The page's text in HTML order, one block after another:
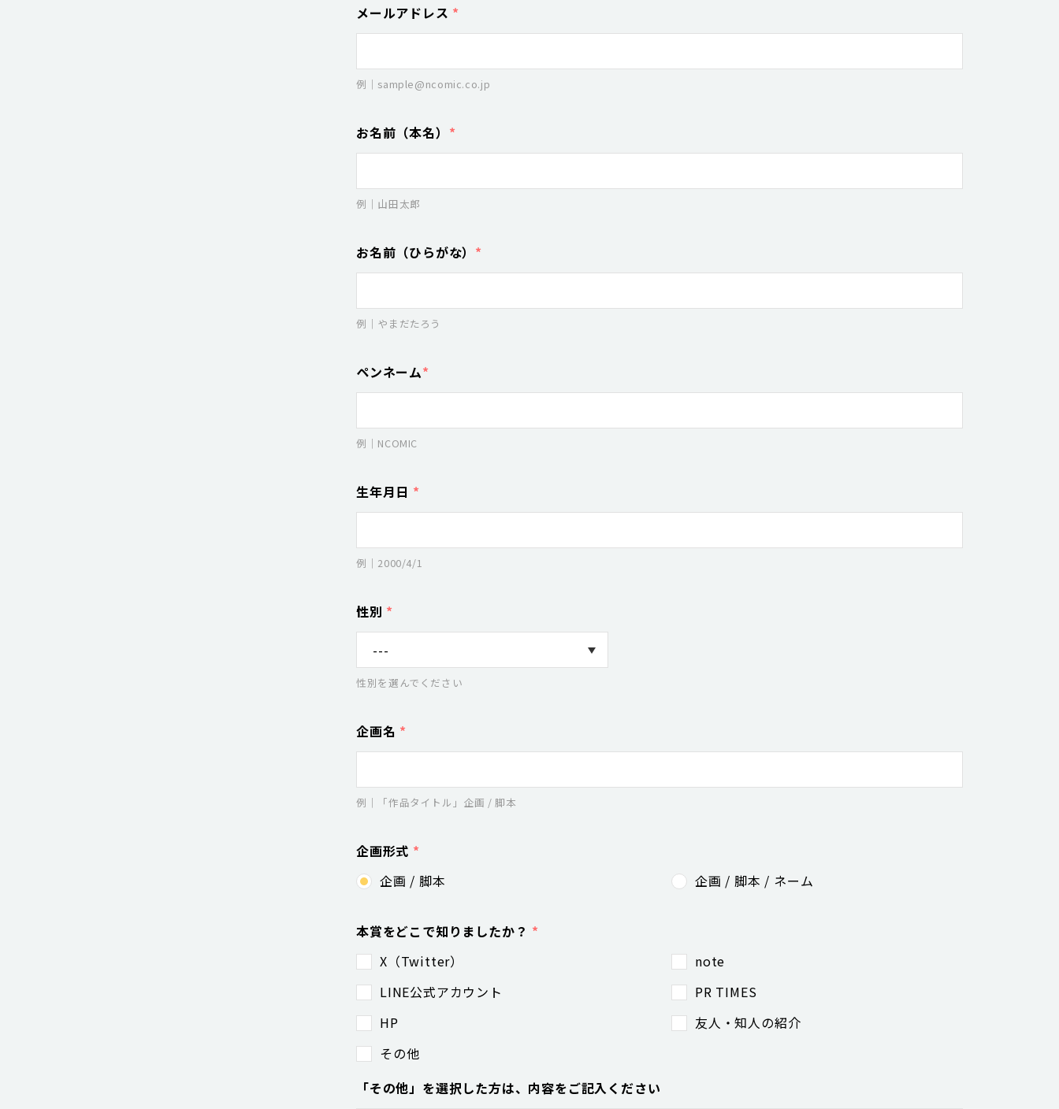
メールアドレス *
例｜sample@ncomic.co.jp
お名前（本名） *
例｜山田太郎
お名前（ひらがな） *
例｜やまだたろう
ペンネーム*
例｜NCOMIC
生年月日 *
例｜2000/4/1
性別 *
性別を選んでください
企画名 *
例｜「作品タイトル」企画 / 脚本
企画形式 *
企画 / 脚本
企画 / 脚本 / ネーム
本賞をどこで知りましたか？ *
X（Twitter）
note
LINE公式アカウント
PR TIMES
HP
友人・知人の紹介
その他
「その他」を選択した方は、内容をご記入ください